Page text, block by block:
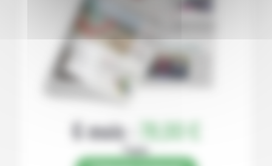
6 mois : 78,00 €
Papier